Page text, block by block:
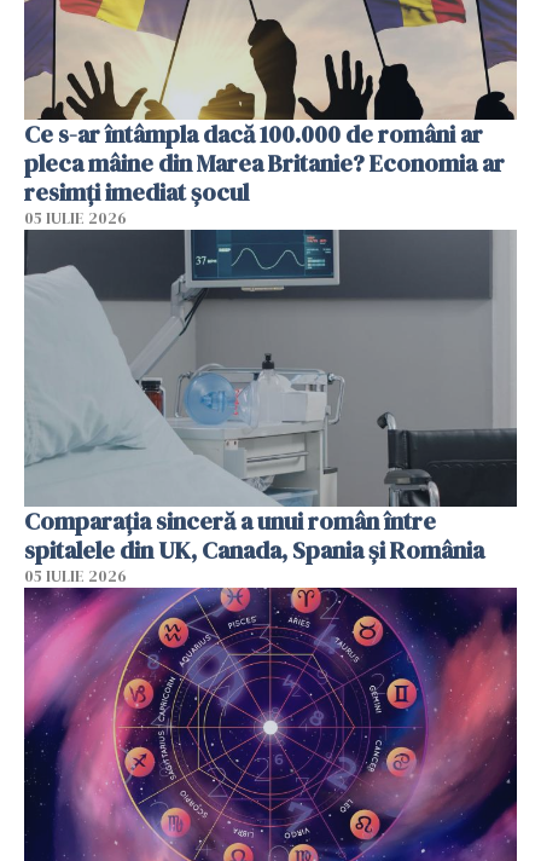
Ce s-ar întâmpla dacă 100.000 de români ar
pleca mâine din Marea Britanie? Economia ar
resimți imediat șocul
05 IULIE 2026
Comparația sinceră a unui român între
spitalele din UK, Canada, Spania și România
05 IULIE 2026